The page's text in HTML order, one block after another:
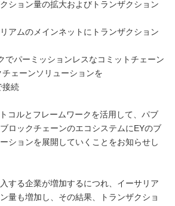
ション量の拡大およびトランザクション
アムのメインネットにトランザクション
でパーミッションレスなコミットチェーン
ェーンソリューションを
接続
コルとフレームワークを活用して、パブ
ロックチェーンのエコシステムにEYのブ
ションを展開していくことをお知らせし
する企業が増加するにつれ、イーサリア
量も増加し、その結果、トランザクショ